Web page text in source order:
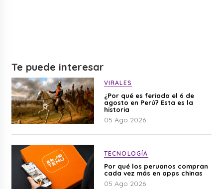
Te puede interesar
VIRALES
¿Por qué es feriado el 6 de
agosto en Perú? Esta es la
historia
05 Ago 2026
TECNOLOGÍA
Por qué los peruanos compran
cada vez más en apps chinas
05 Ago 2026